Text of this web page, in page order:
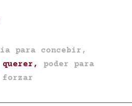
para concebir,
poder para
forzar